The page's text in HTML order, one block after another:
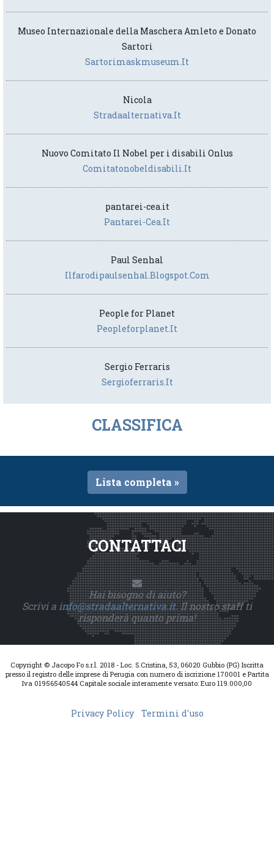
Museo Internazionale della Maschera Amleto e Donato
Sartori
Sartorimaskmuseum.it
Nicola
Stradaalternativa.it
Nuovo Comitato Il Nobel per i disabili Onlus
Comitatonobeldisabili.it
pantarei-cea.it
Pantarei-Cea.it
Paul Senhal
Ilfarodipaulsenhal.blogspot.com
People for Planet
Peopleforplanet.it
Sergio Ferraris
Sergioferraris.it
CLASSIFICA
Lista completa »
CONTATTACI
Hai bisogno di aiuto?
Scrivi a info@stradaalternativa.it. Il nostro staff ti
risponderà quanto prima!
Copyright © Jacopo Fo s.r.l. 2018 - Loc. S.Cristina, 53, 06020 Gubbio (PG) Iscritta
presso il registro delle imprese di Perugia con numero di iscrizione 170001 e Partita
Iva 01956540544 Capitale sociale interamente versato: Euro 119.000,00
Privacy Policy Termini d'uso